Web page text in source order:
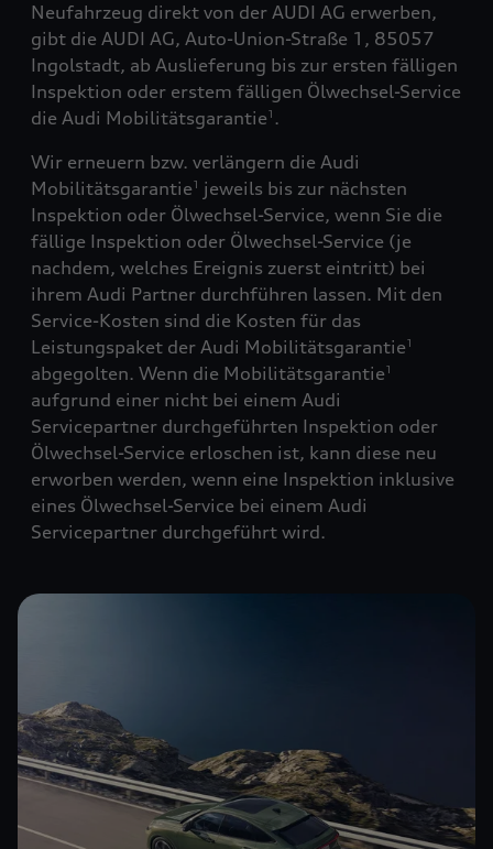
Neufahrzeug direkt von der AUDI AG erwerben,
gibt die AUDI AG, Auto-Union-Straße 1, 85057
Ingolstadt, ab Auslieferung bis zur ersten fälligen
Inspektion oder erstem fälligen Ölwechsel-Service
die Audi Mobilitätsgarantie1 .
Wir erneuern bzw. verlängern die Audi
Mobilitätsgarantie1
jeweils bis zur nächsten
Inspektion oder Ölwechsel-Service, wenn Sie die
fällige Inspektion oder Ölwechsel-Service (je
nachdem, welches Ereignis zuerst eintritt) bei
ihrem Audi Partner durchführen lassen. Mit den
Service-Kosten sind die Kosten für das
Leistungspaket der Audi Mobilitätsgarantie1
abgegolten. Wenn die Mobilitätsgarantie1
aufgrund einer nicht bei einem Audi
Servicepartner durchgeführten Inspektion oder
Ölwechsel-Service erloschen ist, kann diese neu
erworben werden, wenn eine Inspektion inklusive
eines Ölwechsel-Service bei einem Audi
Servicepartner durchgeführt wird.